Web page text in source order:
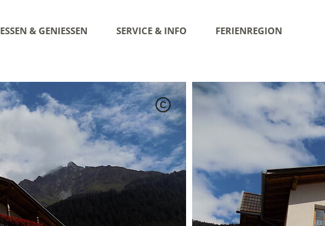
ESSEN & GENIESSEN SERVICE & INFO FERIENREGION